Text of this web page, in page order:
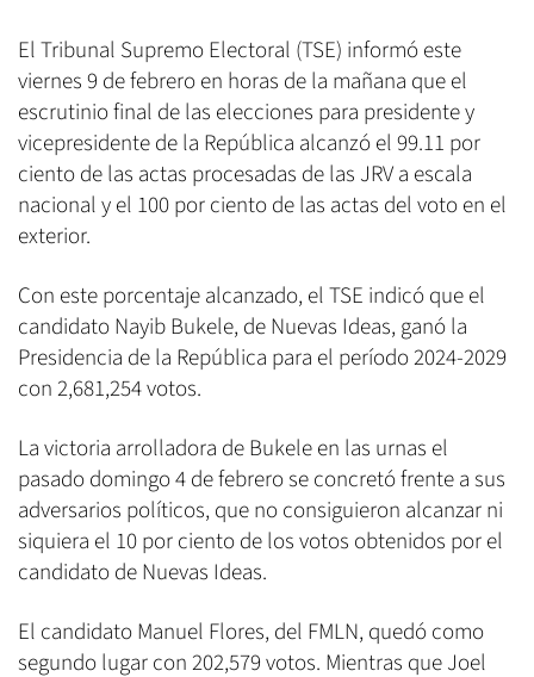
El Tribunal Supremo Electoral (TSE) informó este
viernes 9 de febrero en horas de la mañana que el
escrutinio final de las elecciones para presidente y
vicepresidente de la República alcanzó el 99.11 por
ciento de las actas procesadas de las JRV a escala
nacional y el 100 por ciento de las actas del voto en el
exterior.
Con este porcentaje alcanzado, el TSE indicó que el
candidato Nayib Bukele, de Nuevas Ideas, ganó la
Presidencia de la República para el período 2024-2029
con 2,681,254 votos.
La victoria arrolladora de Bukele en las urnas el
pasado domingo 4 de febrero se concretó frente a sus
adversarios políticos, que no consiguieron alcanzar ni
siquiera el 10 por ciento de los votos obtenidos por el
candidato de Nuevas Ideas.
El candidato Manuel Flores, del FMLN, quedó como
segundo lugar con 202,579 votos. Mientras que Joel